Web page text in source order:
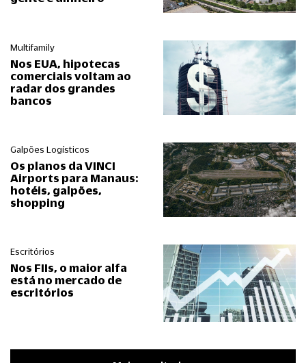
Multifamily
Nos EUA, hipotecas
comerciais voltam ao
radar dos grandes
bancos
Galpões Logísticos
Os planos da VINCI
Airports para Manaus:
hotéis, galpões,
shopping
Escritórios
Nos FIIs, o maior alfa
está no mercado de
escritórios